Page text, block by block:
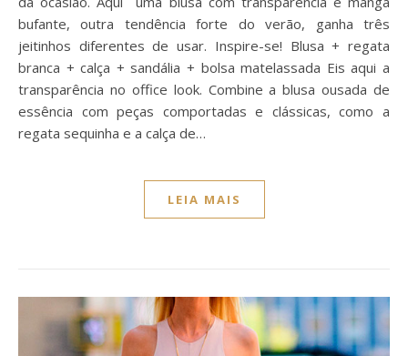
bufante, outra tendência forte do verão, ganha três
jeitinhos diferentes de usar. Inspire-se! Blusa + regata
branca + calça + sandália + bolsa matelassada Eis aqui a
transparência no office look. Combine a blusa ousada de
essência com peças comportadas e clássicas, como a
regata sequinha e a calça de…
LEIA MAIS